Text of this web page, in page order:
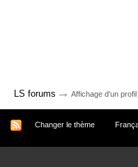
LS forums → Affichage d'un
Changer le thème